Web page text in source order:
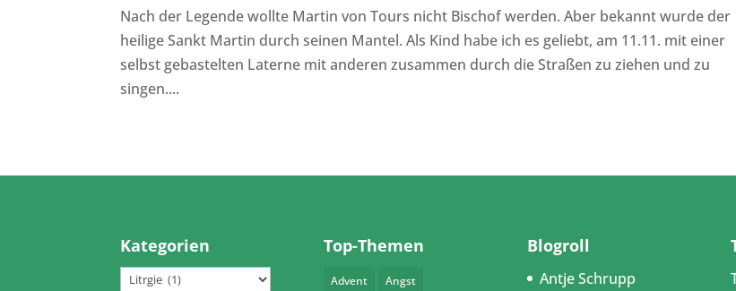
Nach der Legende wollte Martin von Tours nicht Bischof werden. Aber bekannt wurde der
heilige Sankt Martin durch seinen Mantel. Als Kind habe ich es geliebt, am 11.11. mit einer
selbst gebastelten Laterne mit anderen zusammen durch die Straßen zu ziehen und zu
singen....
Kategorien
Kategorien
Top-Themen
Advent Angst
Blogroll
Antje Schrupp